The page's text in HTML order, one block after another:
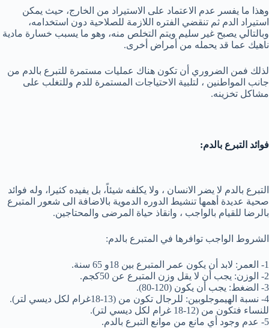
وهذا ما يفسر عدم الاعتماد على الاستيراد من الخارج، حيث يمكن
استيراد الدم ثم تنقضي الفتره اللازمة للصلاحية دون استخدامه،
وبالتالي يصبح غير سليم ويتم التخلص منه، وهو ما يسبب خسارة مادية
ناهيك عما قد يحمله من أمراض أخرى.
لذلك فمن الضروري أن تكون هناك عمليات مستمرة للتبرع بالدم من
جانب المواطنين ، لتلبية الاحتياجات المستمرة للدم وللتغلب على
مشاكل تخزينه.
فوائد التبرع بالدم:
التبرع بالدم لا يضر الانسان ، ولا يكلفه شيئاً، بل يفيده كثيرا، وله فوائد
صحية عديدة أهمها تنشيط الدوره الدموية بالاضافة الى شعور المتبرع
بالرضا للقيام بالواجب ، وانقاذ حياة المرضى والمحتاجين.
الشروط الواجب توافرها في المتبرع بالدم:
1- العمر: لابد أن يكون عمر المتبرع بين 18و 65 سنة.
2- الوزن: يجب أن لا يقل وزن المتبرع عن 50كجم.
3- الضغط: يجب أن يكون (120-80).
4- نسبة الهيموجلوبين: للرجال تكون من (13-18غرام لكل ديسي لتر).
للنساء فتكون من (12-18 غرام لكل ديسي لتر).
5- عدم وجود أي مانع من موانع التبرع بالدم.